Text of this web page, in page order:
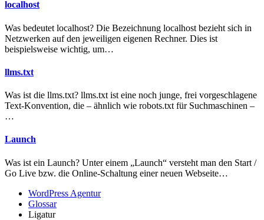
localhost
Was bedeutet localhost? Die Bezeichnung localhost bezieht sich in
Netzwerken auf den jeweiligen eigenen Rechner. Dies ist
beispielsweise wichtig, um…
llms.txt
Was ist die llms.txt? llms.txt ist eine noch junge, frei vorgeschlagene
Text-Konvention, die – ähnlich wie robots.txt für Suchmaschinen –
…
Launch
Was ist ein Launch? Unter einem „Launch“ versteht man den Start /
Go Live bzw. die Online-Schaltung einer neuen Webseite…
WordPress Agentur
Glossar
Ligatur